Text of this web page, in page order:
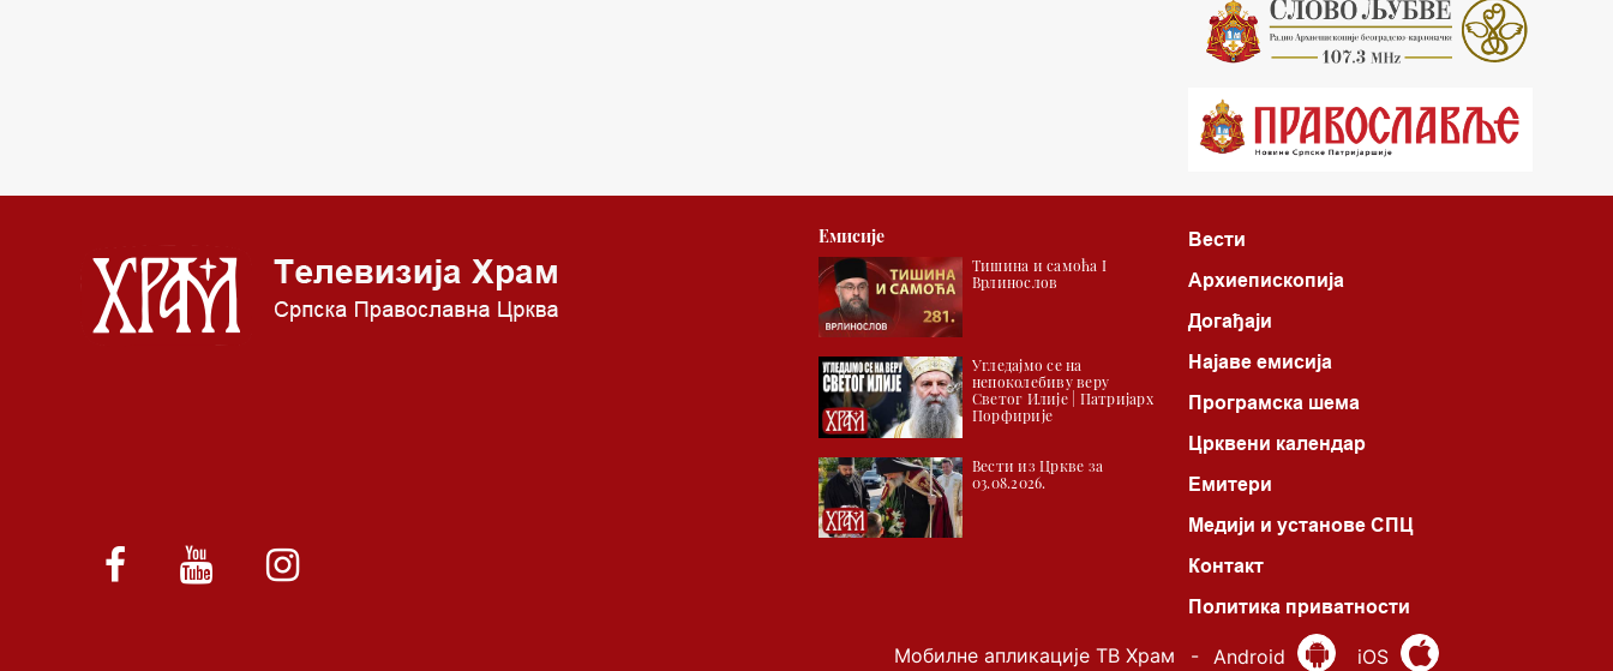
20.15 Реч архијереја
20.30 Хроника Архиепископије
21.03 Врлинослов
22.03 Црквена предавања и трибине
00.03 Црквена предавања и трибине
01.03 Живе речи - подкаст
*најважније вести емитујемо на
Емисије
Тишина и самоћа I
Врлинослов
Угледајмо се на
непоколебиву веру
Светог Илије | Патријарх
Порфирије
Вести из Цркве за
03.08.2026.
Вести
Архиепископија
Догађаји
Најаве емисија
Програмска шема
Црквени календар
Емитери
Медији и установе СПЦ
Контакт
Политика приватности
Мобилне апликације ТВ Храм - Android iOS